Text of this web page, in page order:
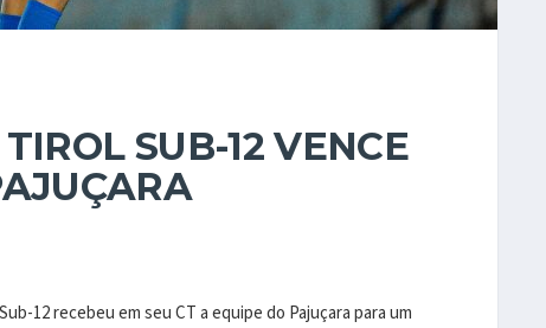
SUB-12 VENCE
12 recebeu em seu CT a equipe do Pajuçara para um